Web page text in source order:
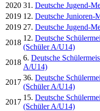
2020 31. Deutsche Jugend-
2019 12. Deutsche Junioren-
2019 27. Deutsche Jugend-
2018
12. Deutsche
(Schüler A/U14)
2018
6. Deutsche
A/U14)
2017
36. Deutsche
(Schüler A/U14)
2017
15. Deutsche
(Schüler A/U14)